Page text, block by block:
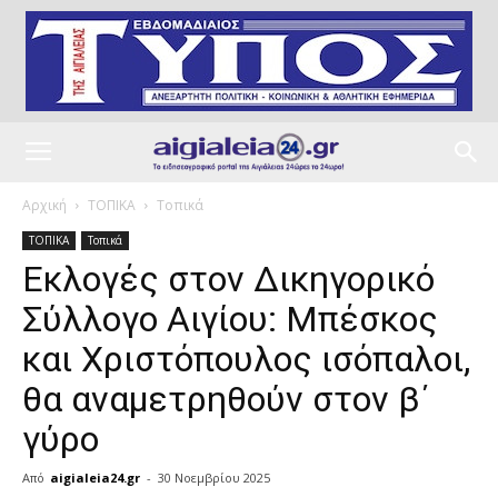
Αρχική ΤΟΠΙΚΑ Τοπικά
ΤΟΠΙΚΑ Τοπικά
Εκλογές στον Δικηγορικό
Σύλλογο Αιγίου: Μπέσκος
και Χριστόπουλος ισόπαλοι,
θα αναμετρηθούν στον β΄
γύρο
Από aigialeia24.gr - 30 Νοεμβρίου 2025